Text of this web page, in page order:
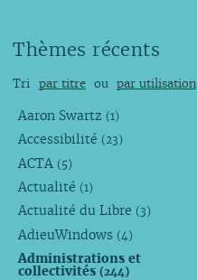
Thèmes récents
Tri par titre ou par utilisation
Aaron Swartz (1)
Accessibilité (23)
ACTA (5)
Actualité (1)
Actualité du Libre (3)
AdieuWindows (4)
Administrations et
collectivités (244)